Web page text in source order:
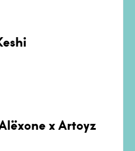
x Artoyz